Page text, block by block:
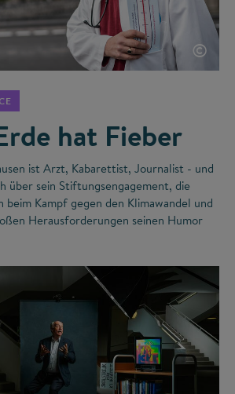
©
hat Fieber
ist Arzt, Kabarettist, Journalist - und
über sein Stiftungsengagement, die
Kampf gegen den Klimawandel und
Herausforderungen seinen Humor